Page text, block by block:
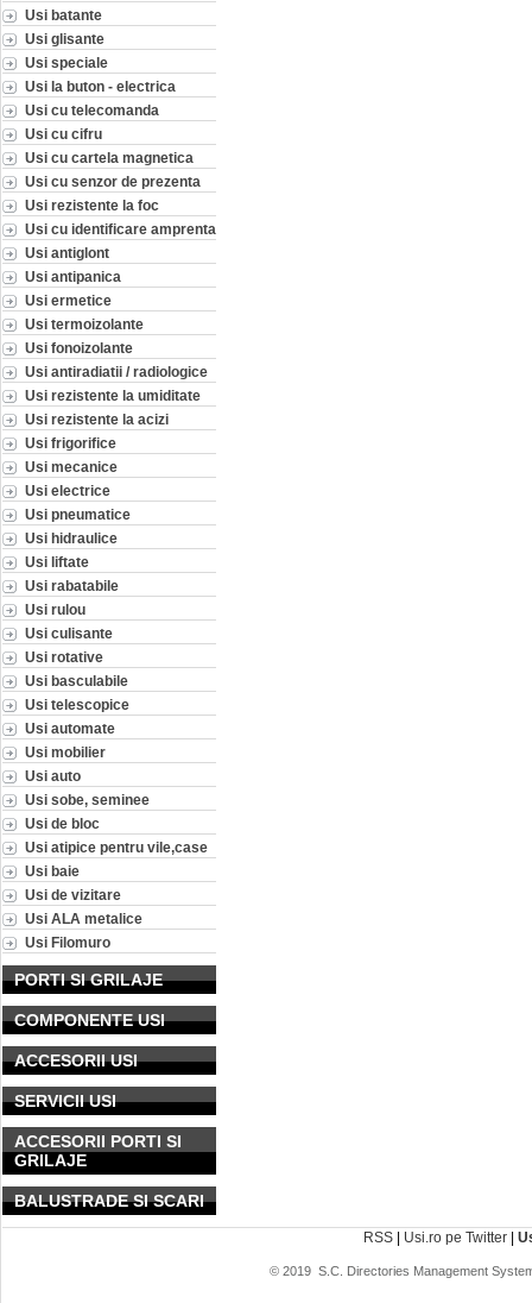
Usi batante
Usi glisante
Usi speciale
Usi la buton - electrica
Usi cu telecomanda
Usi cu cifru
Usi cu cartela magnetica
Usi cu senzor de prezenta
Usi rezistente la foc
Usi cu identificare amprenta
Usi antiglont
Usi antipanica
Usi ermetice
Usi termoizolante
Usi fonoizolante
Usi antiradiatii / radiologice
Usi rezistente la umiditate
Usi rezistente la acizi
Usi frigorifice
Usi mecanice
Usi electrice
Usi pneumatice
Usi hidraulice
Usi liftate
Usi rabatabile
Usi rulou
Usi culisante
Usi rotative
Usi basculabile
Usi telescopice
Usi automate
Usi mobilier
Usi auto
Usi sobe, seminee
Usi de bloc
Usi atipice pentru vile,case
Usi baie
Usi de vizitare
Usi ALA metalice
Usi Filomuro
PORTI SI GRILAJE
COMPONENTE USI
ACCESORII USI
SERVICII USI
ACCESORII PORTI SI
GRILAJE
BALUSTRADE SI SCARI
RSS | Usi.ro pe Twitter |
© 2019 S.C. Directories Management